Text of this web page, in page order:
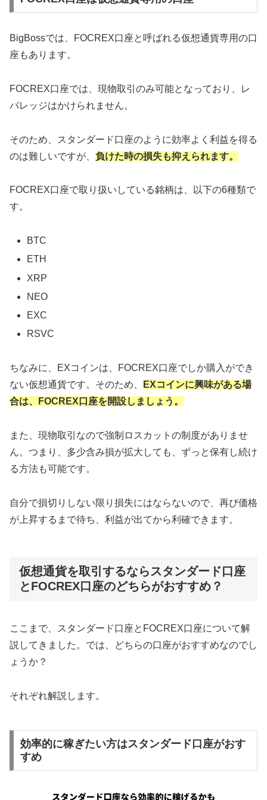
BigBossでは、FOCREX口座と呼ばれる仮想通貨専用の口
座もあります。
FOCREX口座では、現物取引のみ可能となっており、レ
バレッジはかけられません。
そのため、スタンダード口座のように効率よく利益を得る
のは難しいですが、 負けた時の損失も抑えられます。
FOCREX口座で取り扱いしている銘柄は、以下の6種類で
す。
BTC
ETH
XRP
NEO
EXC
RSVC
ちなみに、EXコインは、FOCREX口座でしか購入ができ
ない仮想通貨です。そのため、
EXコインに興味がある場
合は、FOCREX口座を開設しましょう。
また、現物取引なので強制ロスカットの制度がありませ
ん。つまり、多少含み損が拡大しても、ずっと保有し続け
る方法も可能です。
自分で損切りしない限り損失にはならないので、再び価格
が上昇するまで待ち、利益が出てから利確できます。
仮想通貨を取引するならスタンダード口座
とFOCREX口座のどちらがおすすめ？
ここまで、スタンダード口座とFOCREX口座について解
説してきました。では、どちらの口座がおすすめなのでし
ょうか？
それぞれ解説します。
効率的に稼ぎたい方はスタンダード口座がおす
すめ